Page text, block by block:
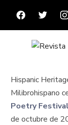
FACEBOOKTWITTER
Hispanic
Milibrohispano
Poetry
de octubre de